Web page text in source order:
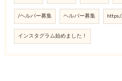
/ヘルパー募集 ヘルパー募集
インスタグラム始めました！